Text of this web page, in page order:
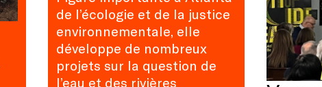
de l’écologie et de la justice
environnementale, elle
développe de nombreux
projets sur la question de
l’eau et des rivières